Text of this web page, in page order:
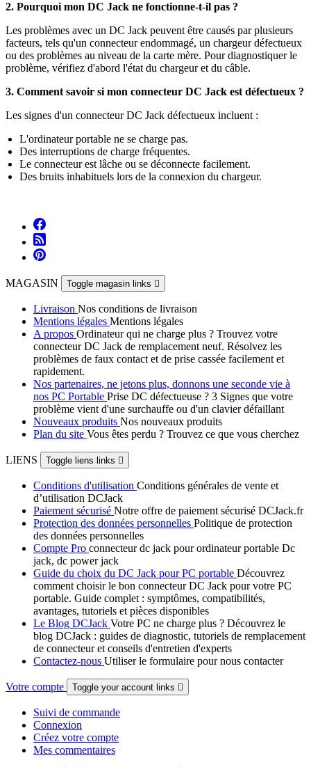
2. Pourquoi mon DC Jack ne fonctionne-t-il pas ?
Les problèmes avec un DC Jack peuvent être causés par plusieurs
facteurs, tels qu'un connecteur endommagé, un chargeur défectueux
ou des problèmes au niveau de la carte mère. Pour diagnostiquer le
problème, vérifiez d'abord l'état du chargeur et du câble.
3. Comment savoir si mon connecteur DC Jack est défectueux ?
Les signes d'un connecteur DC Jack défectueux incluent :
L'ordinateur portable ne se charge pas.
Des interruptions de charge fréquentes.
Le connecteur est lâche ou se déconnecte facilement.
Des bruits inhabituels lors de la connexion du chargeur.
MAGASIN Toggle magasin links 
Livraison Nos conditions de livraison
Mentions légales Mentions légales
A propos Ordinateur qui ne charge plus ? Trouvez votre
connecteur DC Jack de remplacement neuf. Résolvez les
problèmes de faux contact et de prise cassée facilement et
rapidement.
Nos partenaires, ne jetons plus, donnons une seconde vie à
nos PC Portable Prise DC défectueuse ? 3 Signes que votre
problème vient d'une surchauffe ou d'un clavier défaillant
Nouveaux produits Nos nouveaux produits
Plan du site Vous êtes perdu ? Trouvez ce que vous cherchez
LIENS Toggle liens links 
Conditions d'utilisation Conditions générales de vente et
d’utilisation DCJack
Paiement sécurisé Notre offre de paiement sécurisé DCJack.fr
Protection des données personnelles Politique de protection
des données personnelles
Compte Pro connecteur dc jack pour ordinateur portable Dc
jack, dc power jack
Guide du choix du DC Jack pour PC portable Découvrez
comment choisir le bon connecteur DC Jack pour votre PC
portable. Guide complet : symptômes, compatibilités,
avantages, tutoriels et pièces disponibles
Le Blog DCJack Votre PC ne charge plus ? Découvrez le
blog DCJack : guides de diagnostic, tutoriels de remplacement
de connecteur et conseils d'entretien d'experts
Contactez-nous Utiliser le formulaire pour nous contacter
Votre compte Toggle your account links 
Suivi de commande
Connexion
Créez votre compte
Mes commentaires